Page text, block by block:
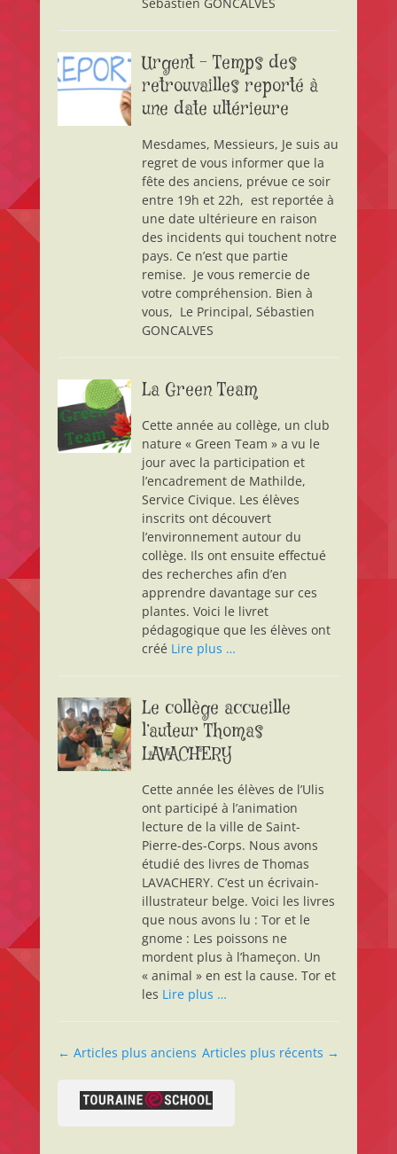
Urgent – Temps des
retrouvailles reporté à
une date ultérieure
Mesdames, Messieurs, Je suis au
regret de vous informer que la
fête des anciens, prévue ce soir
entre 19h et 22h, est reportée à
une date ultérieure en raison
des incidents qui touchent notre
pays. Ce n’est que partie
remise. Je vous remercie de
votre compréhension. Bien à
vous, Le Principal, Sébastien
GONCALVES
La Green Team
Cette année au collège, un club
nature « Green Team » a vu le
jour avec la participation et
l’encadrement de Mathilde,
Service Civique. Les élèves
inscrits ont découvert
l’environnement autour du
collège. Ils ont ensuite effectué
des recherches afin d’en
apprendre davantage sur ces
plantes. Voici le livret
pédagogique que les élèves ont
créé Lire plus …
Le collège accueille
l’auteur Thomas
LAVACHERY
Cette année les élèves de l’Ulis
ont participé à l’animation
lecture de la ville de Saint-
Pierre-des-Corps. Nous avons
étudié des livres de Thomas
LAVACHERY. C’est un écrivain-
illustrateur belge. Voici les livres
que nous avons lu : Tor et le
gnome : Les poissons ne
mordent plus à l’hameçon. Un
« animal » en est la cause. Tor et
les Lire plus …
Navigation
articles
← Articles plus anciens Articles plus récents →